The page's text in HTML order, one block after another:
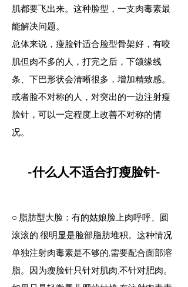
肌都要飞出来。这种脸型，一支肉毒素最
能解决问题。
总体来说，瘦脸针适合脸型骨架好，有咬
肌但肉不多的人，打完之后，下颌缘线
条、下巴形状会清晰很多，增加精致感。
或者脸不对称的人，对突出的一边注射瘦
脸针，可以一定程度上改善不对称的情
况。
-什么人不适合打瘦脸针-
○ 脂肪型大脸：有的姑娘脸上肉呼呼、圆
滚滚的,很明显是脸部脂肪堆积。这种情况
单独注射肉毒素是不够的,需要配合面部溶
脂。因为瘦脸针只针对肌肉,不针对肥肉。